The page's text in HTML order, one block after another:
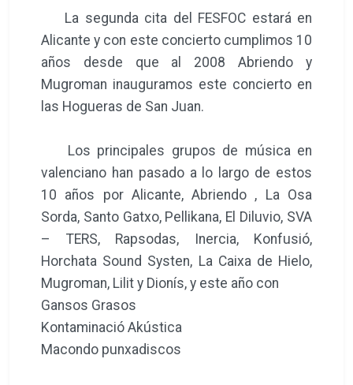
La segunda cita del FESFOC estará en
Alicante y con este concierto cumplimos 10
años desde que al 2008 Abriendo y
Mugroman inauguramos este concierto en
las Hogueras de San Juan.
Los principales grupos de música en
valenciano han pasado a lo largo de estos
10 años por Alicante, Abriendo , La Osa
Sorda, Santo Gatxo, Pellikana, El Diluvio, SVA
– TERS, Rapsodas, Inercia, Konfusió,
Horchata Sound Systen, La Caixa de Hielo,
Mugroman, Lilit y Dionís, y este año con
Gansos Grasos
Kontaminació Akústica
Macondo punxadiscos